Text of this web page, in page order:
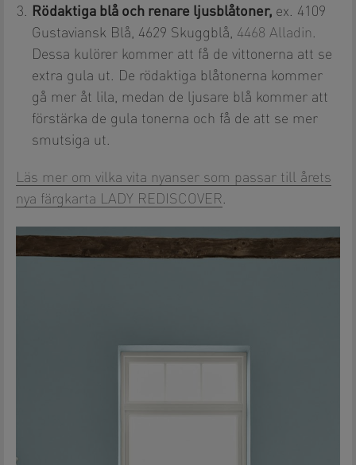
Rödaktiga blå och renare ljusblåtoner, ex. 4109
Gustaviansk Blå, 4629 Skuggblå, 4468 Alladin.
Dessa kulörer kommer att få de vittonerna att se
extra gula ut. De rödaktiga blåtonerna kommer
gå mer åt lila, medan de ljusare blå kommer att
förstärka de gula tonerna och få de att se mer
smutsiga ut.
Läs mer om vilka vita nyanser som passar till årets
nya färgkarta LADY REDISCOVER.